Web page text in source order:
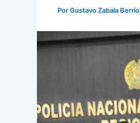
PorGustavo Zabala Berrío